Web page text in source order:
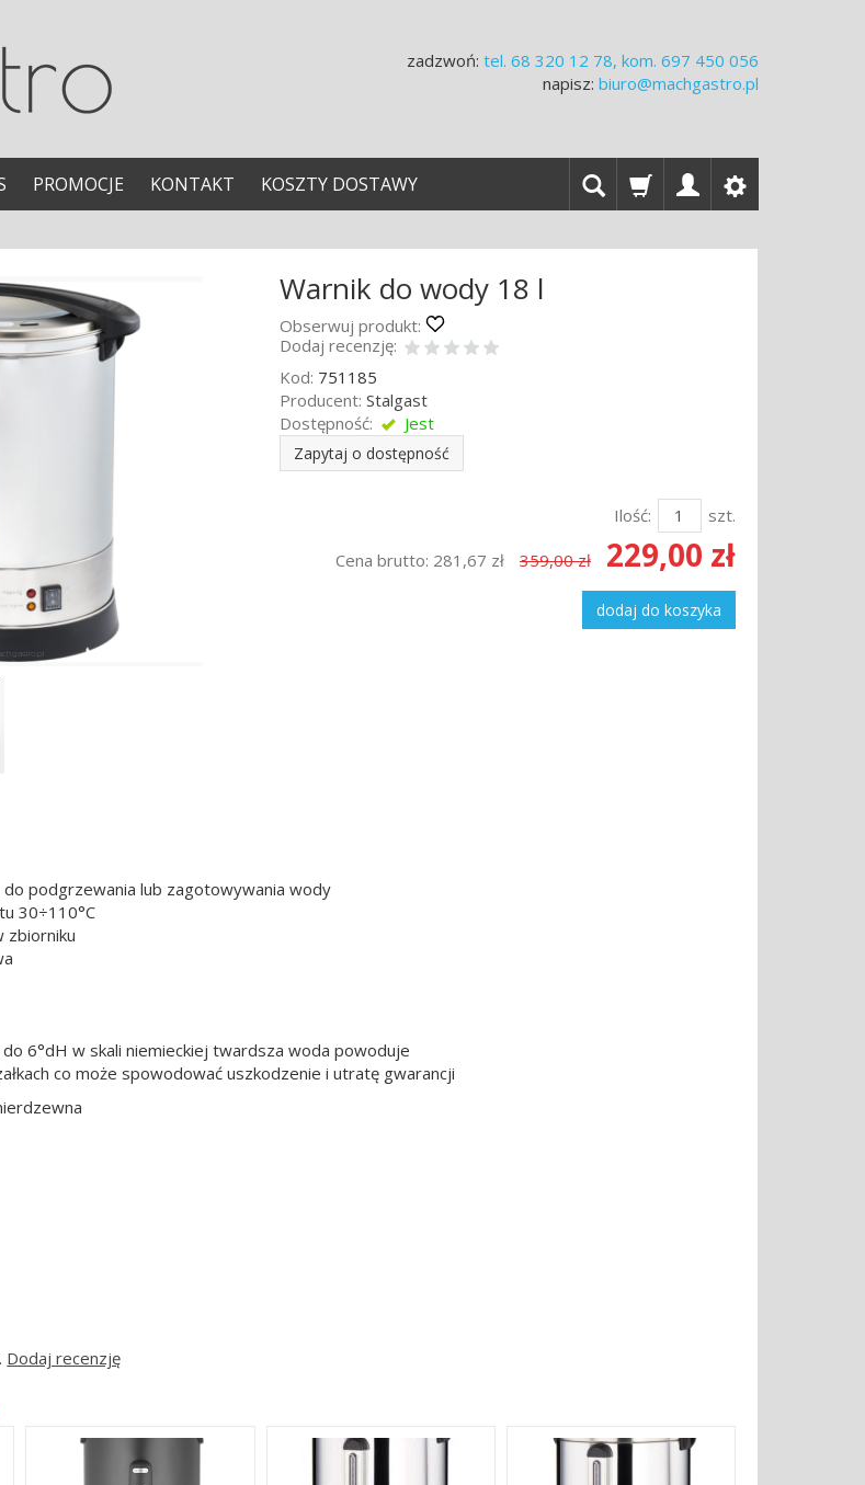
zadzwoń: tel. 68 320 12 78, kom. 697 450 056
napisz: biuro@machgastro.pl
PROMOCJE KONTAKT KOSZTY DOSTAWY
Warnik do wody 18 l
Obserwuj produkt:
Dodaj recenzję:
Kod: 751185
Producent: Stalgast
Dostępność:
Jest
Zapytaj o dostępność
Ilość: szt.
Cena brutto: 281,67 zł 359,00 zł 229,00 zł
dodaj do koszyka
podgrzewania lub zagotowywania wody
30÷110°C
zbiorniku
6°dH w skali niemieckiej twardsza woda powoduje
co może spowodować uszkodzenie i utratę gwarancji
Dodaj recenzję